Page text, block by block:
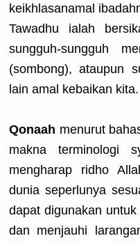
keikhlasanamal
Tawadhu ialah
sungguh-sungguh
(sombong), ataupun
lain amal kebaikan kita.
Qonaah menurut
makna terminologi
mengharap ridho
dunia seperlunya
dapat digunakan
dan menjauhi